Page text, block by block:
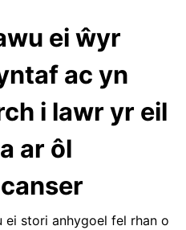
ei ŵyr
ac yn
i lawr yr eil
ar ôl
ei stori anhygoel fel rhan o